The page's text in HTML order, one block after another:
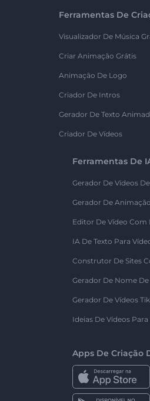
Ferramentas De
Visualizador De Música
Criar Animação Grátis
Animação De Logo
Criador De Intros
Gerador De Texto
Criador De Vídeos
Ferramentas De
Gerador De Vídeos
Gerador De
Editor De Vídeo Com
IA De Texto Para
Construtor De Sites
Gerador De Nome
Gerador De Vídeos
Ideias De Vídeos
Apps De Criação